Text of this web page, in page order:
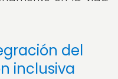
del
inclusiva